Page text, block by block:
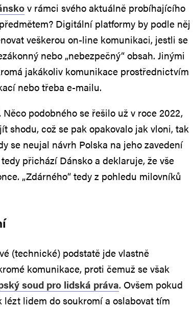
v rámci svého aktuálně probíhajícího
Digitální platformy by podle něj
veškerou on-line komunikaci, jestli se
nebo „nebezpečný“ obsah. Jinými
jakákoliv komunikace prostřednictvím
nebo třeba e-mailu.
podobného se řešilo už v roce 2022,
shodu, což se pak opakovalo jak vloni, tak
se neujal návrh Polska na jeho zavedení
přichází Dánsko a deklaruje, že vše
„Zdárného“ tedy z pohledu milovníků
(technické) podstatě jde vlastně
komunikace, proti čemuž se však
soud pro lidská práva. Ovšem pokud
lidem do soukromí a oslabovat tím